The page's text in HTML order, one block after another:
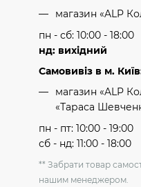
магазин «ALP
пн - сб: 10:00 - 18:00
нд: вихідний
Самовивіз в м.
магазин «ALP
«Тараса
пн - пт: 10:00 - 19:00
сб - нд: 11:00 - 18:00
** Забрати товар
нашим менеджером.